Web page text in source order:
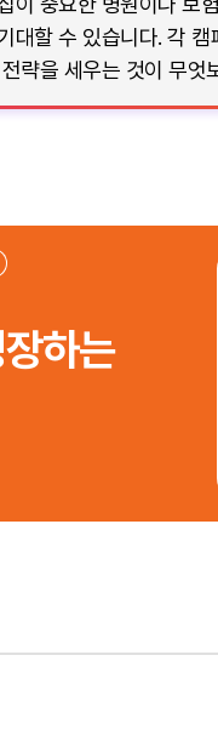
대할 수 있습니다. 각
략을 세우는 것이 무엇
하는